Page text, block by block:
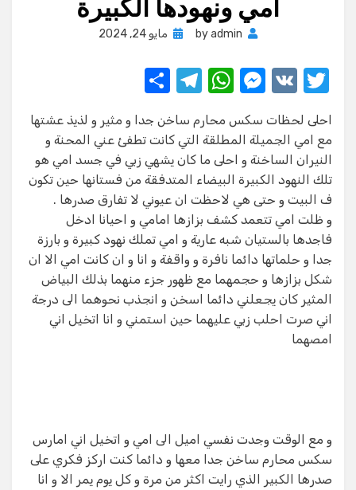
امي ونهودها الكبيرة
byadmin
Posted
مايو 24, 2024
T
it
te
r
V
M
ss
e
n
g
er
W
at
s
A
p
p
T
e
gr
a
m
ar
e
احلى لحظات سكس محارم ساخن جدا و مثير و لذيذ عشتها
مع امي الجميلة المطلقة التي كانت تطفئ عني المحنة و
النيران الساخنة و احلى ما كان يشهي زبي في جسد امي هو
تلك النهود الكبيرة البيضاء المتدفقة من فستانها حين تكون
ف البيت و حتى هي لاحظت ان عيوني لا تفارق صدرها .
و ظلت امي تتعمد كشف بزازها امامي و احيانا ادخل
فاجدها بالستيان شبه عارية و امي تملك نهود كبيرة و بارزة
جدا و حلماتها دائما نافرة و واقفة و انا و ان كانت امي الا ان
شكل بزازها و حجمهما مع ظهور جزء منهما بذلك البياض
المثير كان يجعلني دائما اسخن و انجذب نحوهما الى درجة
اني صرت احلب زبي عليهما حين استمني و انا اتخيل اني
امصهما
و مع الوقت وجدت نفسي اميل الى امي و اتخيل اني امارس
سكس محارم ساخن جدا معها و دائما كنت اركز فكري على
صدرها الكبير الذي رايت اكثر من مرة و كل يوم يمر الا و انا